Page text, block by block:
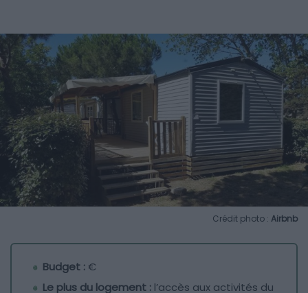
Crédit photo : Airbnb
Budget :€
Le plus du logement : l’accès aux activités du